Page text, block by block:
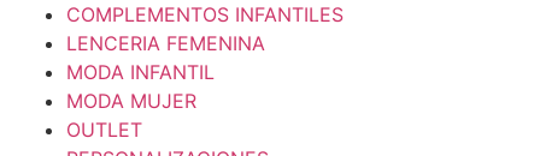
COMPLEMENTOS INFANTILES
LENCERIA FEMENINA
MODA INFANTIL
MODA MUJER
OUTLET